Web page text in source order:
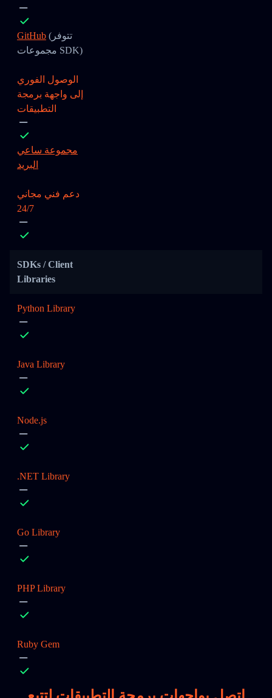
GitHub (تتوفر
مجموعات SDK)
الوصول الفوري
إلى واجهة برمجة
التطبيقات
مجموعة ساعي
البريد
دعم فني مجاني
24/7
SDKs / Client
Libraries
Python Library
Java Library
Node.js
.NET Library
Go Library
PHP Library
Ruby Gem